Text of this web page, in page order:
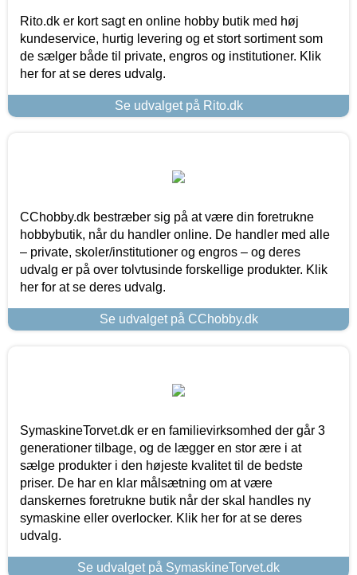
Rito.dk er kort sagt en online hobby butik med høj
kundeservice, hurtig levering og et stort sortiment som
de sælger både til private, engros og institutioner. Klik
her for at se deres udvalg.
Se udvalget på Rito.dk
CChobby.dk bestræber sig på at være din foretrukne
hobbybutik, når du handler online. De handler med alle
– private, skoler/institutioner og engros – og deres
udvalg er på over tolvtusinde forskellige produkter. Klik
her for at se deres udvalg.
Se udvalget på CChobby.dk
SymaskineTorvet.dk er en familievirksomhed der går 3
generationer tilbage, og de lægger en stor ære i at
sælge produkter i den højeste kvalitet til de bedste
priser. De har en klar målsætning om at være
danskernes foretrukne butik når der skal handles ny
symaskine eller overlocker. Klik her for at se deres
udvalg.
Se udvalget på SymaskineTorvet.dk